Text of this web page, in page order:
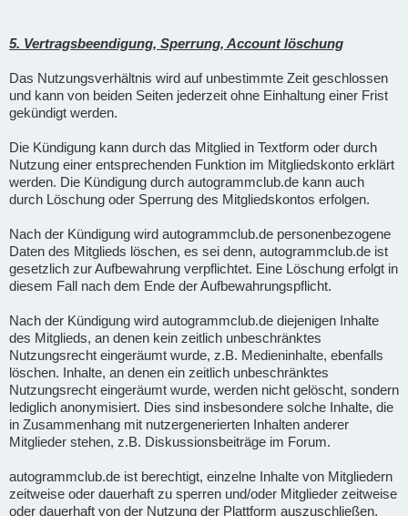
5. Vertragsbeendigung, Sperrung, Account löschung
Das Nutzungsverhältnis wird auf unbestimmte Zeit geschlossen
und kann von beiden Seiten jederzeit ohne Einhaltung einer Frist
gekündigt werden.
Die Kündigung kann durch das Mitglied in Textform oder durch
Nutzung einer entsprechenden Funktion im Mitgliedskonto erklärt
werden. Die Kündigung durch autogrammclub.de kann auch
durch Löschung oder Sperrung des Mitgliedskontos erfolgen.
Nach der Kündigung wird autogrammclub.de personenbezogene
Daten des Mitglieds löschen, es sei denn, autogrammclub.de ist
gesetzlich zur Aufbewahrung verpflichtet. Eine Löschung erfolgt in
diesem Fall nach dem Ende der Aufbewahrungspflicht.
Nach der Kündigung wird autogrammclub.de diejenigen Inhalte
des Mitglieds, an denen kein zeitlich unbeschränktes
Nutzungsrecht eingeräumt wurde, z.B. Medieninhalte, ebenfalls
löschen. Inhalte, an denen ein zeitlich unbeschränktes
Nutzungsrecht eingeräumt wurde, werden nicht gelöscht, sondern
lediglich anonymisiert. Dies sind insbesondere solche Inhalte, die
in Zusammenhang mit nutzergenerierten Inhalten anderer
Mitglieder stehen, z.B. Diskussionsbeiträge im Forum.
autogrammclub.de ist berechtigt, einzelne Inhalte von Mitgliedern
zeitweise oder dauerhaft zu sperren und/oder Mitglieder zeitweise
oder dauerhaft von der Nutzung der Plattform auszuschließen,